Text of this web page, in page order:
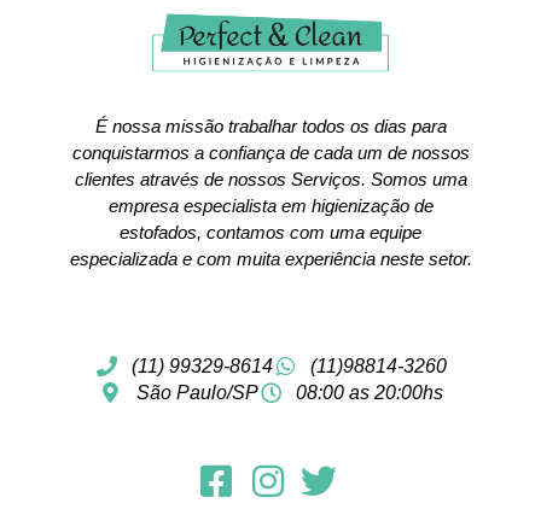
É nossa missão trabalhar todos os dias para
conquistarmos a confiança de cada um de nossos
clientes através de nossos Serviços. Somos uma
empresa especialista em higienização de
estofados, contamos com uma equipe
especializada e com muita experiência neste setor.
(11) 99329-8614
(11)98814-3260
São Paulo/SP
08:00 as 20:00hs